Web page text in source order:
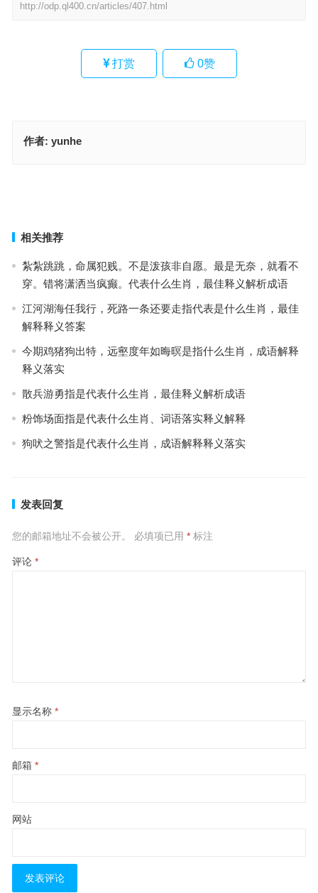
http://odp.ql400.cn/articles/407.html
打赏 0赞
作者: yunhe
相关推荐
紮紮跳跳，命属犯贱。不是泼孩非自愿。最是无奈，就看不
穿。错将潇洒当疯癫。代表什么生肖，最佳释义解析成语
江河湖海任我行，死路一条还要走指代表是什么生肖，最佳
解释释义答案
今期鸡猪狗出特，远壑度年如晦暝是指什么生肖，成语解释
释义落实
散兵游勇指是代表什么生肖，最佳释义解析成语
粉饰场面指是代表什么生肖、词语落实释义解释
狗吠之警指是代表什么生肖，成语解释释义落实
发表回复
您的邮箱地址不会被公开。 必填项已用 *标注
评论 *
显示名称 *
邮箱 *
网站